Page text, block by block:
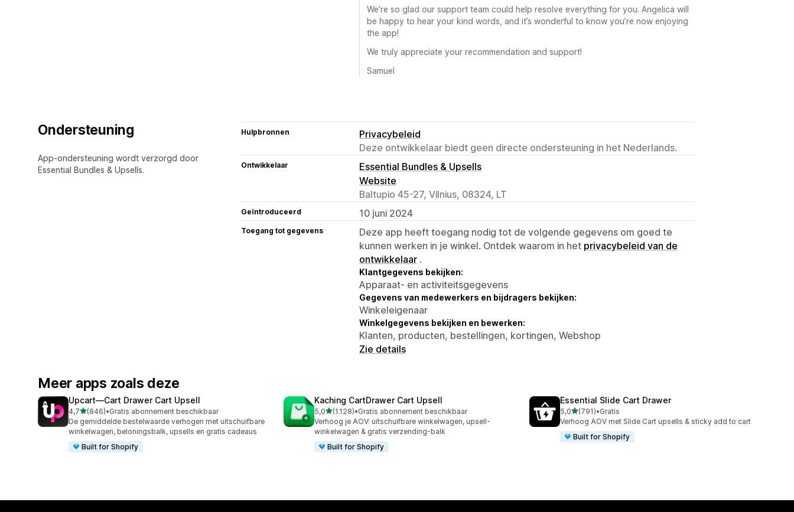
We’re so glad our support team could help resolve everything for you. Angelica will
be happy to hear your kind words, and it’s wonderful to know you’re now enjoying
the app!
We truly appreciate your recommendation and support!
Samuel
Ondersteuning
App-ondersteuning wordt verzorgd door
Essential Bundles & Upsells.
Hulpbronnen
Privacybeleid
Deze ontwikkelaar biedt geen directe ondersteuning in het Nederlands.
Ontwikkelaar
Essential Bundles & Upsells
Website
Baltupio 45-27, Vilnius, 08324, LT
Geïntroduceerd 10 juni 2024
Toegang tot gegevens
Deze app heeft toegang nodig tot de volgende gegevens om goed te
kunnen werken in je winkel. Ontdek waarom in het privacybeleid van de
ontwikkelaar .
Klantgegevens bekijken:
Apparaat- en activiteitsgegevens
Gegevens van medewerkers en bijdragers bekijken:
Winkeleigenaar
Winkelgegevens bekijken en bewerken:
Klanten, producten, bestellingen, kortingen, Webshop
Zie details
Meer apps zoals deze
Upcart—Cart Drawer Cart Upsell
4,7van 5 sterren
(846)
846 recensies in totaal
•Gratis abonnement beschikbaar
De gemiddelde bestelwaarde verhogen met uitschuifbare
winkelwagen, beloningsbalk, upsells en gratis cadeaus
Built for Shopify
Kaching CartDrawer Cart Upsell
5,0van 5 sterren
(1.128)
1128 recensies in totaal
•Gratis abonnement beschikbaar
Verhoog je AOV: uitschuifbare winkelwagen, upsell-
winkelwagen & gratis verzending-balk
Built for Shopify
Essential Slide Cart Drawer
5,0van 5 sterren
(791)
791 recensies in totaal
•Gratis
Verhoog AOV met Slide Cart upsells & sticky add to cart
Built for Shopify